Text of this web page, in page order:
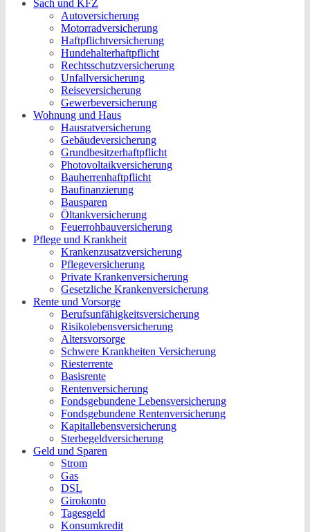
Sach und KFZ
Autoversicherung
Motorradversicherung
Haftpflichtversicherung
Hundehalterhaftpflicht
Rechtsschutzversicherung
Unfallversicherung
Reiseversicherung
Gewerbeversicherung
Wohnung und Haus
Hausratversicherung
Gebäudeversicherung
Grundbesitzerhaftpflicht
Photovoltaikversicherung
Bauherrenhaftpflicht
Baufinanzierung
Bausparen
Öltankversicherung
Feuerrohbauversicherung
Pflege und Krankheit
Krankenzusatzversicherung
Pflegeversicherung
Private Krankenversicherung
Gesetzliche Krankenversicherung
Rente und Vorsorge
Berufs­unfähigkeitsversicherung
Risikolebensversicherung
Altersvorsorge
Schwere Krankheiten Versicherung
Riesterrente
Basisrente
Rentenversicherung
Fondsgebundene Lebensversicherung
Fondsgebundene Rentenversicherung
Kapitallebensversicherung
Sterbegeldversicherung
Geld und Sparen
Strom
Gas
DSL
Girokonto
Tagesgeld
Konsumkredit